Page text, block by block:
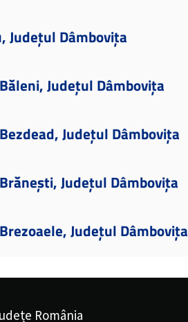
Județul Dâmbovița
Județul Dâmbovița
Județul Dâmbovița
Județul Dâmbovița
Județul Dâmbovița
România